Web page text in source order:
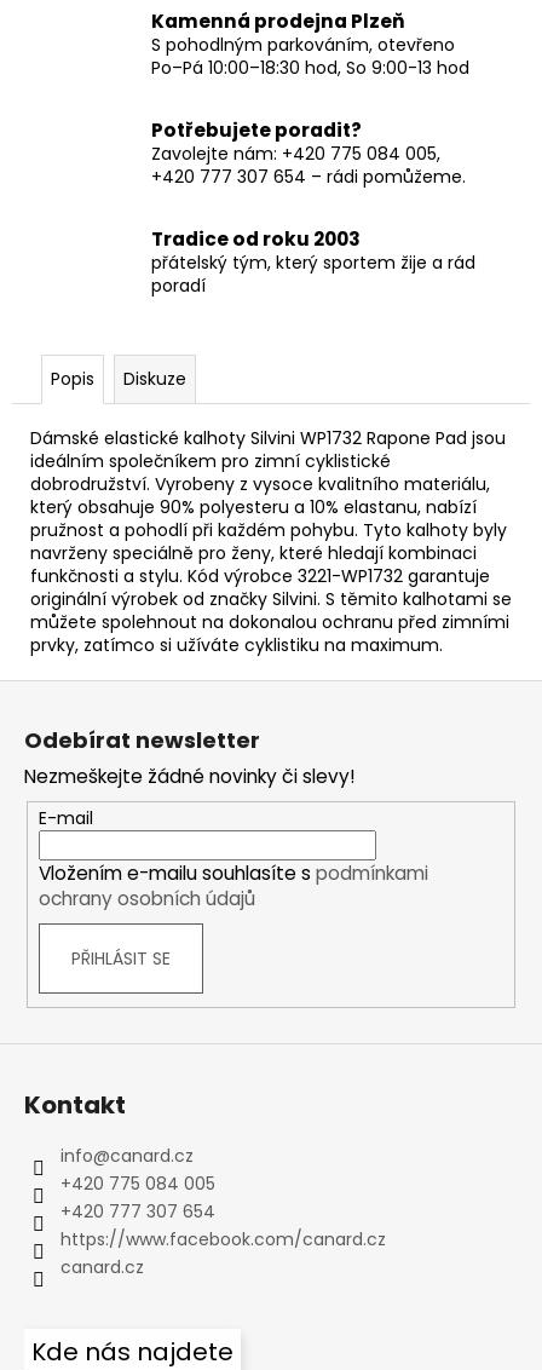
Kamenná prodejna Plzeň
S pohodlným parkováním, otevřeno
Po–Pá 10:00–18:30 hod, So 9:00-13 hod
Potřebujete poradit?
Zavolejte nám: +420 775 084 005,
+420 777 307 654 – rádi pomůžeme.
Tradice od roku 2003
přátelský tým, který sportem žije a rád
poradí
Popis Diskuze
Dámské elastické kalhoty Silvini WP1732 Rapone Pad jsou
ideálním společníkem pro zimní cyklistické
dobrodružství. Vyrobeny z vysoce kvalitního materiálu,
který obsahuje 90% polyesteru a 10% elastanu, nabízí
pružnost a pohodlí při každém pohybu. Tyto kalhoty byly
navrženy speciálně pro ženy, které hledají kombinaci
funkčnosti a stylu. Kód výrobce 3221-WP1732 garantuje
originální výrobek od značky Silvini. S těmito kalhotami se
můžete spolehnout na dokonalou ochranu před zimními
prvky, zatímco si užíváte cyklistiku na maximum.
Z
Odebírat newsletter
Nezmeškejte žádné novinky či slevy!
E-mail
Vložením e-mailu souhlasíte s podmínkami
ochrany osobních údajů
PŘIHLÁSIT SE
Kontakt
info@canard.cz
+420 775 084 005
+420 777 307 654
https://www.facebook.com/canard.cz
canard.cz
Kde nás najdete